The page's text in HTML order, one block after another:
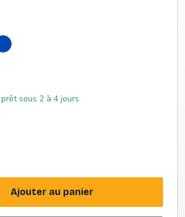
sous 2 à 4 jours
Ajouter au panier